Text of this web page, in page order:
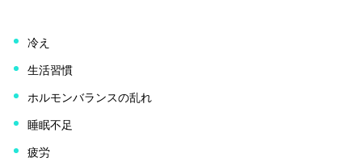
冷え
生活習慣
ホルモンバランスの乱れ
睡眠不足
疲労